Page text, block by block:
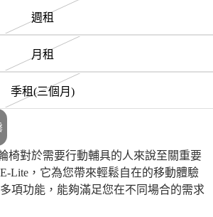
週租
月租
季租(三個月)
椅對於需要行動輔具的人來說至關重要
E-Lite ，它為您帶來輕鬆自在的移動體驗
項功能，能夠滿足您在不同場合的需求